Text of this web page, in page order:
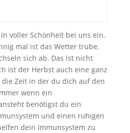
voller Schönheit bei uns ein.
mal ist das Wetter trübe.
sich ab. Das ist nicht
ist der Herbst auch eine ganz
die Zeit in der du dich auf den
wenn ein
benötigst du ein
und einen ruhigen
dein Immunsystem zu